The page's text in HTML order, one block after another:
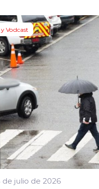
Vodcast
de julio de 2026